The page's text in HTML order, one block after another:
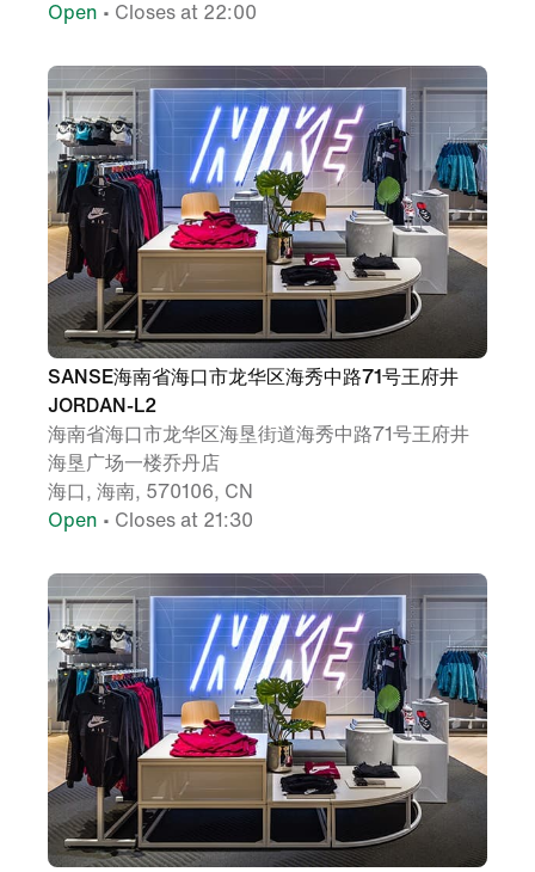
Open • Closes at 22:00
SANSE海南省海口市龙华区海秀中路71号王府井
JORDAN-L2
海南省海口市龙华区海垦街道海秀中路71号王府井
海垦广场一楼乔丹店
海口, 海南, 570106, CN
Open • Closes at 21:30